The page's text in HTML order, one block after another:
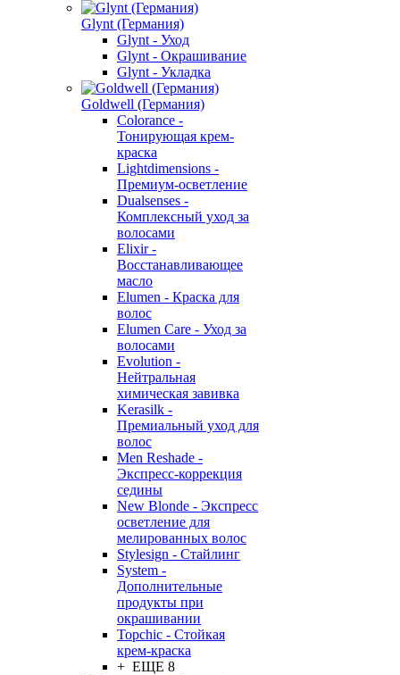
Glynt (Германия)
Glynt - Уход
Glynt - Окрашивание
Glynt - Укладка
Goldwell (Германия)
Colorance -
Тонирующая крем-
краска
Lightdimensions -
Премиум-осветление
Dualsenses -
Комплексный уход за
волосами
Elixir -
Восстанавливающее
масло
Elumen - Краска для
волос
Elumen Care - Уход за
волосами
Evolution -
Нейтральная
химическая завивка
Kerasilk -
Премиальный уход для
волос
Men Reshade -
Экспресс-коррекция
седины
New Blonde - Экспресс
осветление для
мелированных волос
Stylesign - Стайлинг
System -
Дополнительные
продукты при
окрашивании
Topchic - Стойкая
крем-краска
+ ЕЩЕ 8